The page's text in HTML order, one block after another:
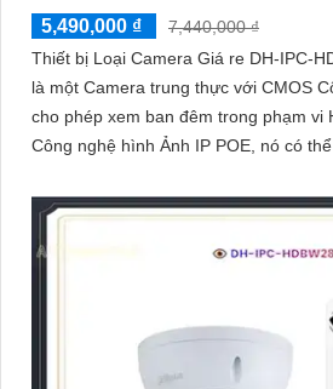
5,490,000 ₫
7,440,000 ₫
Thiết bị Loại Camera Giá re DH-IPC-
là một Camera trung thực với CMOS
cho phép xem ban đêm trong phạm vi
Công nghệ hình Ảnh IP POE, nó có